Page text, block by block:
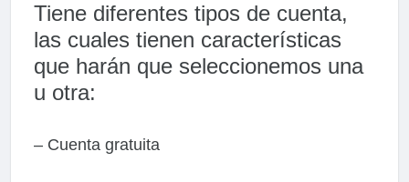
Tiene diferentes tipos de cuenta,
las cuales tienen características
que harán que seleccionemos una
u otra:
– Cuenta gratuita